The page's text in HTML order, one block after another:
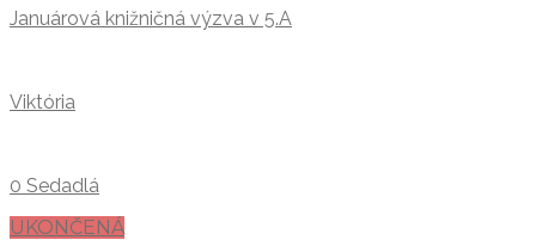
Januárová knižničná výzva v 5.A
Viktória
0 Sedadlá
UKONČENÁ